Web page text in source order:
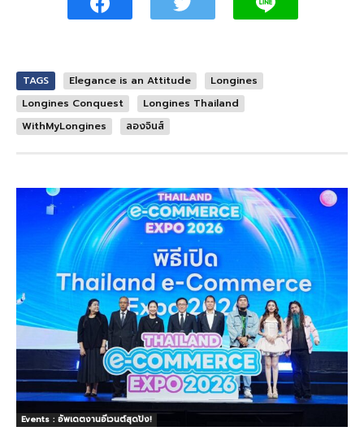
TAGS Elegance is an Attitude
Longines
Longines Conquest
Longines Thailand
WithMyLongines
ลองจินส์
Events : อัพเดตงานอีเวนต์สุดปัง!